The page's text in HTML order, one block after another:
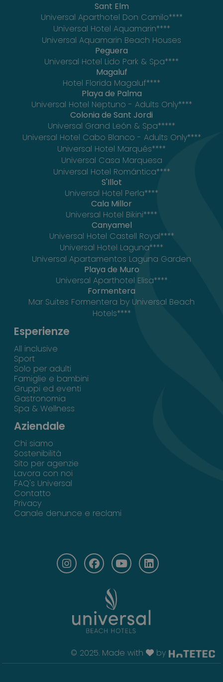
Sant Elm
Universal Aparthotel Don Camilo****
Universal Hotel Aquamarin****
Universal Aquamarin Beach Houses
Peguera
Universal Hotel Lido Park & Spa****
Magaluf
Hotel Florida Magaluf****
Playa de Palma
Universal Hotel Neptuno - Adults Only****
Colonia de Sant Jordi
Universal Grand León & Spa*****
Universal Hotel Cabo Blanco - Adults Only****
Universal Hotel Marqués****
Universal Casa Marquesa
Universal Hotel Romántica****
S'Illot
Universal Hotel Perla****
Cala Millor
Universal Hotel Bikini****
Canyamel
Universal Hotel Castell Royal****
Universal Hotel Laguna****
Universal Apartamentos Laguna Garden
Playa de Muro
Universal Aparthotel Elisa****
Formentera
Mar Suites Formentera by Universal Beach
Hotels****
Esperienze
All inclusive
Sport
Solo per adulti
Famiglie e bambini
Gruppi ed eventi
Gastronomia
Spa & Wellness
Aziendale
Chi siamo
Sostenibilità
Sito per agenzie
Lavora con noi
FAQ's Universal
Contatto
Privacy
Canale denunce e reclami
© 2025. Made with by